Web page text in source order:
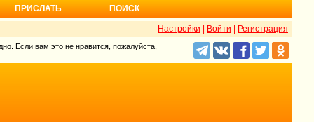
ПРИСЛАТЬ ПОИСК
Настройки Войти Регистрация
Если вам это не нравится, пожалуйста,